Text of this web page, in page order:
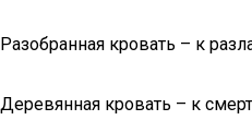
Разобранная кровать – к
Деревянная кровать – к